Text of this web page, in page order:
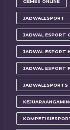
GEMES ONLINE
JADWALESPORT
JADWAL ESPORT
JADWAL ESPORT
JADWAL ESPORT
JADWALESPORTS